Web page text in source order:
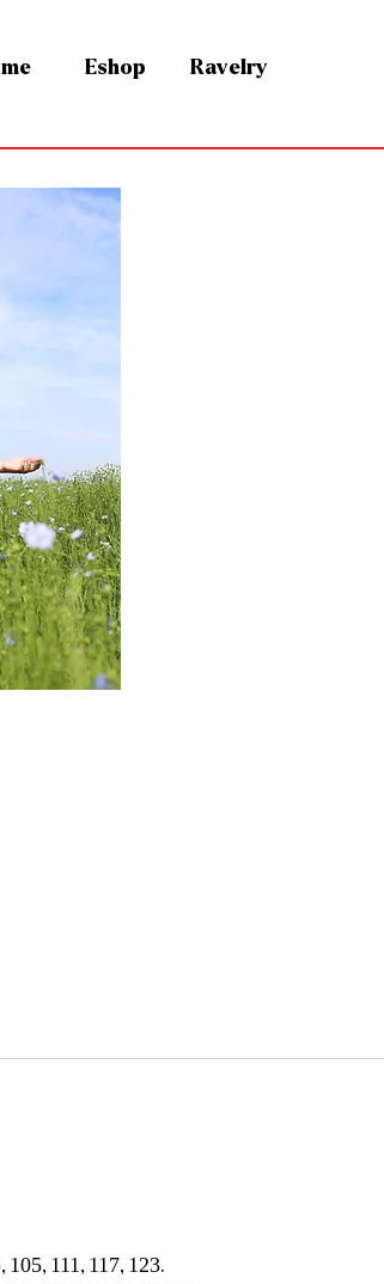
Eshop Ravelry
111, 117, 123.